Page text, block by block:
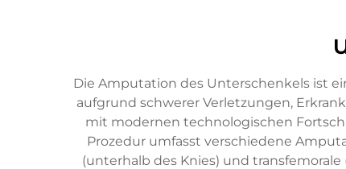
Die Amputation des Unterschenkels ist
aufgrund schwerer Verletzungen,
mit modernen technologischen
Prozedur umfasst verschiedene
(unterhalb des Knies) und